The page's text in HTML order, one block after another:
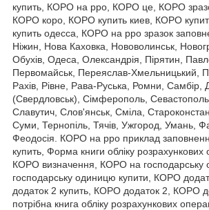
купить, КОРО на рро, КОРО це, КОРО
КОРО коро, КОРО купить киев, КОРО
купить одесса, КОРО на рро зразок
Ніжин, Нова Каховка, Нововолинськ,
Обухів, Одеса, Олександрія, Пірятин,
Первомайськ, Переяслав-Хмельницький,
Рахів, Рівне, Рава-Руська, Ромни, Самбір,
(Свердловськ), Сімферополь,
Славутич, Слов'янськ, Сміла,
Суми, Тернопіль, Тячів, Ужгород, Умань,
Феодосія. КОРО на рро приклад
купить, Форма книги обліку розрахункових
КОРО визначення, КОРО на
господарську одиницю купити, КОРО
додаток 2 купить, КОРО додаток 2, КОРО
потрібна книга обліку розрахункових